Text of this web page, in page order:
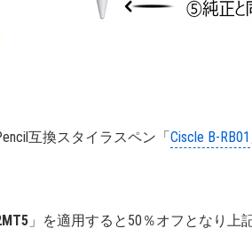
互換スタイラスペン「Ciscle B-RB01
」を適用すると50％オフとなり上